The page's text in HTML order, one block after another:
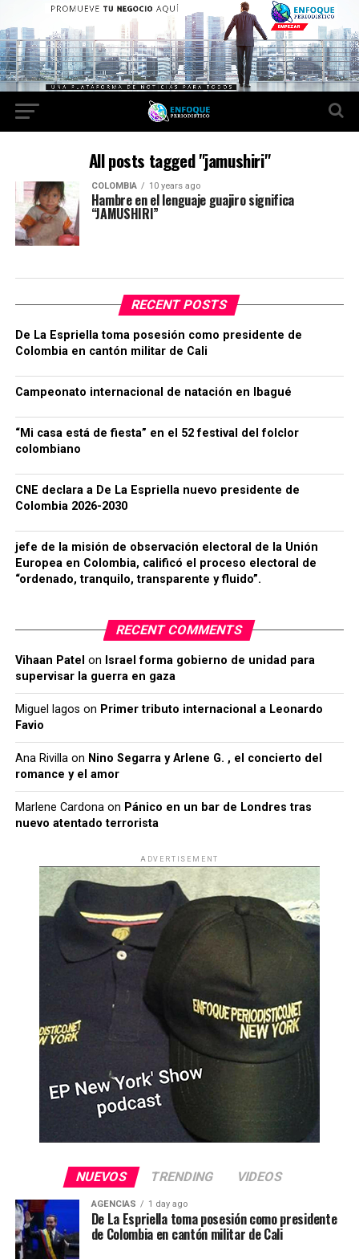
All posts tagged "jamushiri"
COLOMBIA 10 years ago
Hambre en el lenguaje guajiro significa
“JAMUSHIRI”
RECENT POSTS
De La Espriella toma posesión como presidente de
Colombia en cantón militar de Cali
Campeonato internacional de natación en Ibagué
“Mi casa está de fiesta” en el 52 festival del folclor
colombiano
CNE declara a De La Espriella nuevo presidente de
Colombia 2026-2030
jefe de la misión de observación electoral de la Unión
Europea en Colombia, calificó el proceso electoral de
“ordenado, tranquilo, transparente y fluido”.
RECENT COMMENTS
Vihaan Patel on Israel forma gobierno de unidad para
supervisar la guerra en gaza
Miguel lagos on Primer tributo internacional a Leonardo
Favio
Ana Rivillaon Nino Segarra y Arlene G. , el concierto del
romance y el amor
Marlene Cardonaon Pánico en un bar de Londres tras
nuevo atentado terrorista
ADVERTISEMENT
NUEVOS TRENDING VIDEOS
AGENCIAS 1 day ago
De La Espriella toma posesión como presidente
de Colombia en cantón militar de Cali